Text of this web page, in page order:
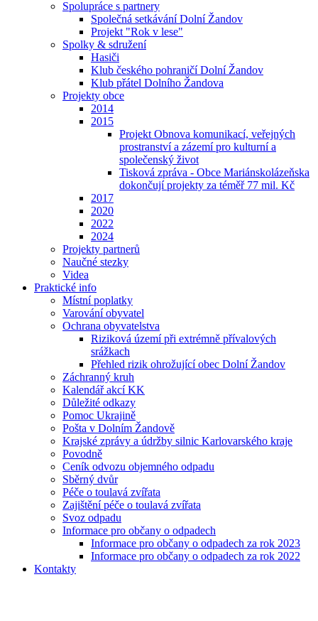
Spolupráce s partnery
Společná setkávání Dolní Žandov
Projekt "Rok v lese"
Spolky & sdružení
Hasiči
Klub českého pohraničí Dolní Žandov
Klub přátel Dolního Žandova
Projekty obce
2014
2015
Projekt Obnova komunikací, veřejných
prostranství a zázemí pro kulturní a
společenský život
Tisková zpráva - Obce Mariánskolázeňska
dokončují projekty za téměř 77 mil. Kč
2017
2020
2022
2024
Projekty partnerů
Naučné stezky
Videa
Praktické info
Místní poplatky
Varování obyvatel
Ochrana obyvatelstva
Riziková území při extrémně přívalových
srážkach
Přehled rizik ohrožující obec Dolní Žandov
Záchranný kruh
Kalendář akcí KK
Důležité odkazy
Pomoc Ukrajině
Pošta v Dolním Žandově
Krajské zprávy a údržby silnic Karlovarského kraje
Povodně
Ceník odvozu objemného odpadu
Sběrný dvůr
Péče o toulavá zvířata
Zajištění péče o toulavá zvířata
Svoz odpadu
Informace pro občany o odpadech
Informace pro občany o odpadech za rok 2023
Informace pro občany o odpadech za rok 2022
Kontakty